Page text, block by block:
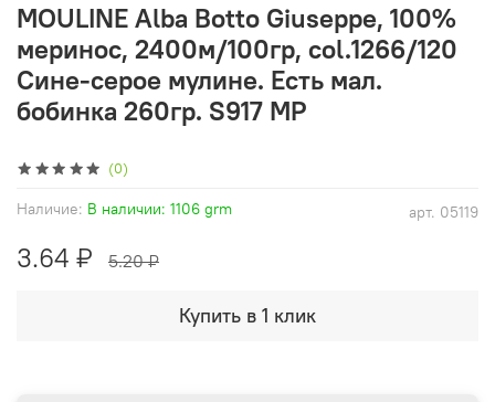
(0)
арт. 05119
Наличие: В наличии: 1106 grm
MOULINE Alba Botto Giuseppe, 100%
меринос, 2400м/100гр, col.1266/120
Сине-серое мулине. Есть мал.
бобинка 260гр. S917 MP
3.64 ₽ 5.20 ₽
Купить в 1 клик